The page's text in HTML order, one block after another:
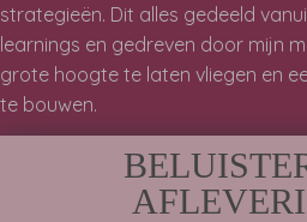
strategieën. Dit alles gedeeld
learnings en gedreven door mijn
grote hoogte te laten vliegen en
te bouwen.